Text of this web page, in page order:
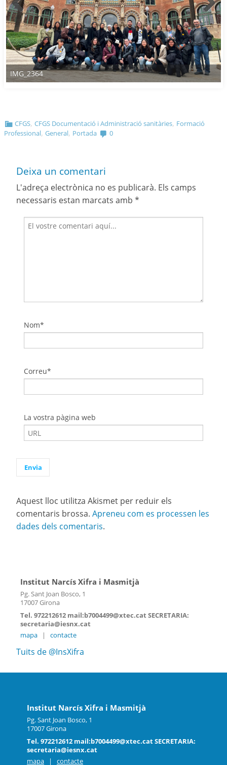
IMG_2364
CFGS,CFGS Documentació i Administració sanitàries, Formació
Professional, General, Portada 0
Deixa un comentari
L'adreça electrònica no es publicarà. Els camps
necessaris estan marcats amb *
Nom*
Correu*
La vostra pàgina web
Aquest lloc utilitza Akismet per reduir els
comentaris brossa. Apreneu com es processen les
dades dels comentaris.
Institut Narcís Xifra i Masmitjà
Pg. Sant Joan Bosco, 1
17007 Girona
Tel. 972212612 mail:b7004499@xtec.cat SECRETARIA:
secretaria@iesnx.cat
mapa
| contacte
Tuits de @InsXifra
Institut Narcís Xifra i Masmitjà
Pg. Sant Joan Bosco, 1
17007 Girona
Tel. 972212612 mail:b7004499@xtec.cat SECRETARIA:
secretaria@iesnx.cat
mapa
| contacte